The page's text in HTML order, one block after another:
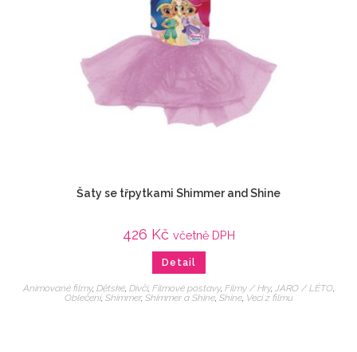
Šaty se třpytkami Shimmer and Shine
426 Kč včetně DPH
Detail
Animované filmy, Dětské, Dívčí, Filmové postavy, Filmy / Hry, JARO / LÉTO,
Oblečení, Shimmer, Shimmer a Shine, Shine, Veci z filmu